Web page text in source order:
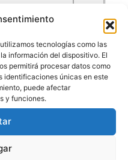
tecnologías como las
información del dispositivo. El
permitirá procesar datos como
identificaciones únicas en este
puede afectar
y funciones.